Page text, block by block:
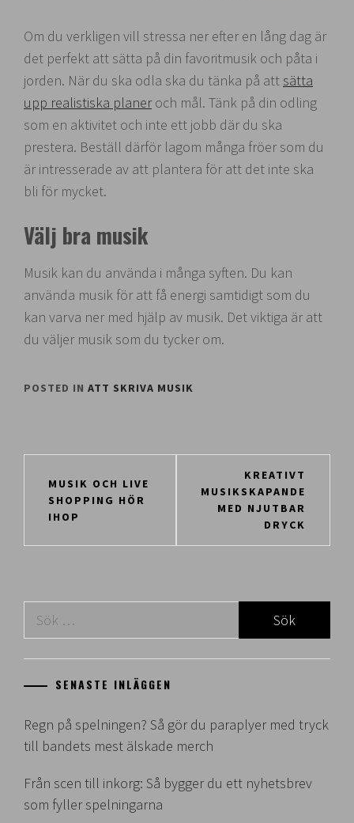
Om du verkligen vill stressa ner efter en lång dag är
det perfekt att sätta på din favoritmusik och påta i
jorden. När du ska odla ska du tänka på att sätta
upp realistiska planeroch mål. Tänk på din odling
som en aktivitet och inte ett jobb där du ska
prestera. Beställ därför lagom många fröer som du
är intresserade av att plantera för att det inte ska
bli för mycket.
Välj bra musik
Musik kan du använda i många syften. Du kan
använda musik för att få energi samtidigt som du
kan varva ner med hjälp av musik. Det viktiga är att
du väljer musik som du tycker om.
POSTED IN ATT SKRIVA MUSIK
MUSIK OCH LIVE
SHOPPING HÖR
IHOP
KREATIVT
MUSIKSKAPANDE
MED NJUTBAR
DRYCK
Sök
SENASTE INLÄGGEN
Regn på spelningen? Så gör du paraplyer med tryck
till bandets mest älskade merch
Från scen till inkorg: Så bygger du ett nyhetsbrev
som fyller spelningarna